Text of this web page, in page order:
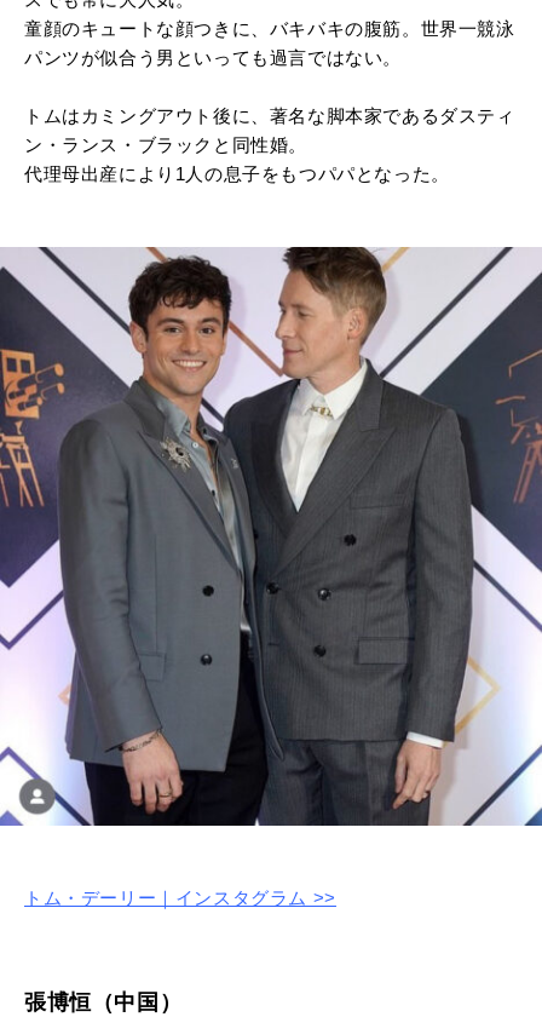
童顔のキュートな顔つきに、バキバキの腹筋。世界一競泳
パンツが似合う男といっても過言ではない。
トムはカミングアウト後に、著名な脚本家であるダスティ
ン・ランス・ブラックと同性婚。
代理母出産により1人の息子をもつパパとなった。
トム・デーリー｜インスタグラム >>
張博恒（中国）